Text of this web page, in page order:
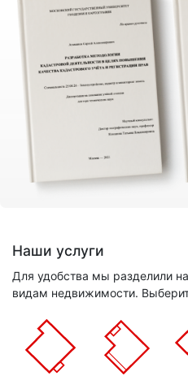
Наши услуги
Для удобства мы разделили
видам недвижимости.